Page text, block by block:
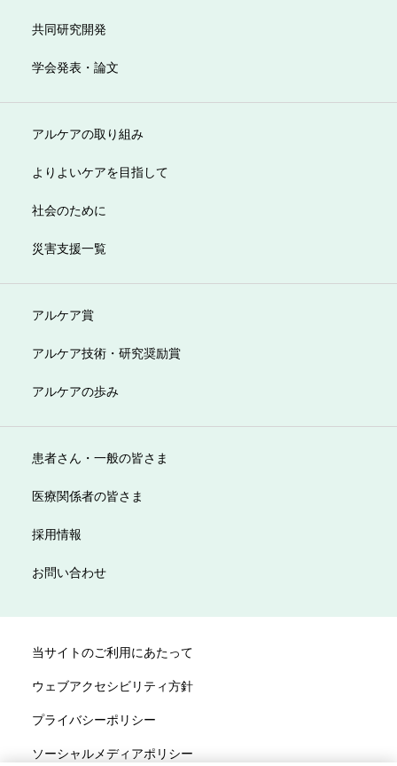
共同研究開発
学会発表・論文
アルケアの取り組み
よりよいケアを目指して
社会のために
災害支援一覧
アルケア賞
アルケア技術・研究奨励賞
アルケアの歩み
患者さん・一般の皆さま
医療関係者の皆さま
採用情報
お問い合わせ
当サイトのご利用にあたって
ウェブアクセシビリティ方針
プライバシーポリシー
ソーシャルメディアポリシー